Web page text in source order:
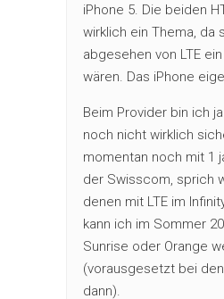
iPhone 5. Die beiden
wirklich ein Thema, da
abgesehen von LTE
wären. Das iPhone
Beim Provider bin ich
noch nicht wirklich
momentan noch mit 1
der Swisscom, sprich
denen mit LTE im
kann ich im Sommer
Sunrise oder Orange
(vorausgesetzt bei
dann).